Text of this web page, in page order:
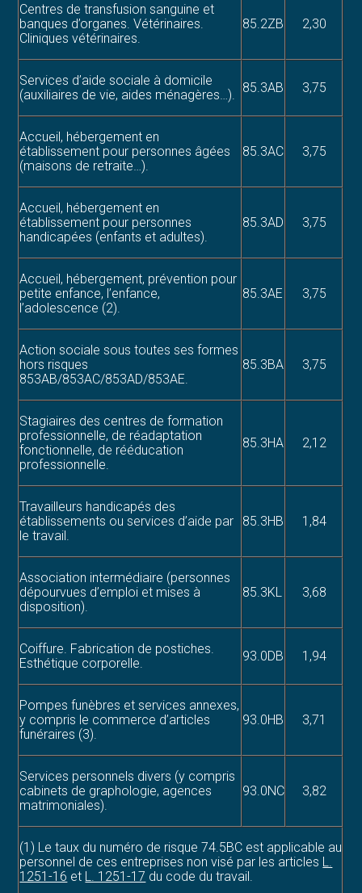
Centres de transfusion sanguine et
banques d’organes. Vétérinaires.
Cliniques vétérinaires.
85.2ZB 2,30
Services d’aide sociale à domicile
(auxiliaires de vie, aides ménagères…). 85.3AB 3,75
Accueil, hébergement en
établissement pour personnes âgées
(maisons de retraite…).
85.3AC 3,75
Accueil, hébergement en
établissement pour personnes
handicapées (enfants et adultes).
85.3AD 3,75
Accueil, hébergement, prévention pour
petite enfance, l’enfance,
l’adolescence (2).
85.3AE 3,75
Action sociale sous toutes ses formes
hors risques
853AB/853AC/853AD/853AE.
85.3BA 3,75
Stagiaires des centres de formation
professionnelle, de réadaptation
fonctionnelle, de rééducation
professionnelle.
85.3HA 2,12
Travailleurs handicapés des
établissements ou services d’aide par
le travail.
85.3HB 1,84
Association intermédiaire (personnes
dépourvues d’emploi et mises à
disposition).
85.3KL 3,68
Coiffure. Fabrication de postiches.
Esthétique corporelle.
93.0DB 1,94
Pompes funèbres et services annexes,
y compris le commerce d’articles
funéraires (3).
93.0HB 3,71
Services personnels divers (y compris
cabinets de graphologie, agences
matrimoniales).
93.0NC 3,82
(1) Le taux du numéro de risque 74.5BC est applicable au
personnel de ces entreprises non visé par les articles L.
1251-16 et L. 1251-17 du code du travail.